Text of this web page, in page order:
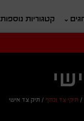
קטגוריות נוספות
/ תיקי צד וכתף / תיק צד אישי